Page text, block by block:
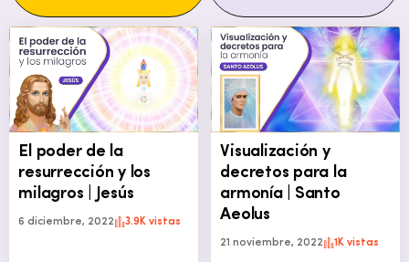
El poder de la
resurrección y los
milagros | Jesús
6 diciembre, 2022 3.9K vistas
Visualización y
decretos para la
armonía | Santo
Aeolus
21 noviembre, 2022 1K vistas